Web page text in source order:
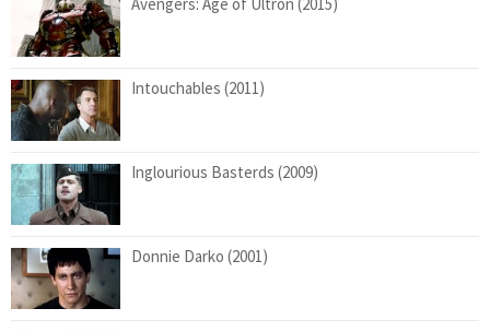
Intouchables (2011)
Inglourious Basterds (2009)
Donnie Darko (2001)